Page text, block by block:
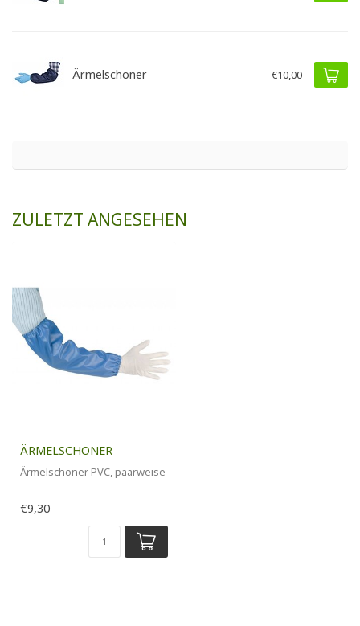
Ärmelschoner €10,00
ZULETZT ANGESEHEN
ÄRMELSCHONER
Ärmelschoner PVC, paarweise
€9,30